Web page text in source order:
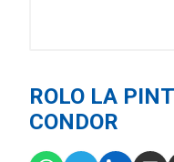
ROLO LA
CONDOR